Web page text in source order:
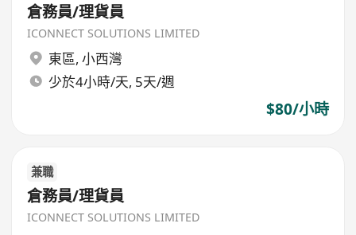
倉務員/理貨員
ICONNECT SOLUTIONS LIMITED
東區, 小西灣
少於4小時/天, 5天/週
$80/小時
兼職
倉務員/理貨員
ICONNECT SOLUTIONS LIMITED